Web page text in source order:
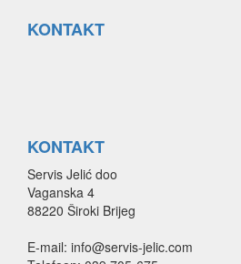
KONTAKT
KONTAKT
Servis Jelić doo
Vaganska 4
88220 Široki Brijeg
E-mail: info@servis-jelic.com